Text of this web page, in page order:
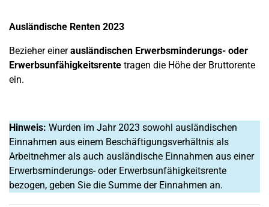
Ausländische Renten 2023
Bezieher einerausländischen Erwerbsminderungs- oder
Erwerbsunfähigkeitsrente tragen die Höhe der Bruttorente
ein.
Hinweis: Wurden im Jahr 2023 sowohl ausländischen
Einnahmen aus einem Beschäftigungsverhältnis als
Arbeitnehmer als auch ausländische Einnahmen aus einer
Erwerbsminderungs- oder Erwerbsunfähigkeitsrente
bezogen, geben Sie die Summe der Einnahmen an.